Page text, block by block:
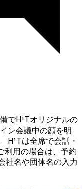
でH¹Tオリジナルの
ン会議中の顔を明
社名や団体名の入力